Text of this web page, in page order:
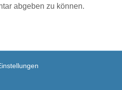
abgeben zu können.